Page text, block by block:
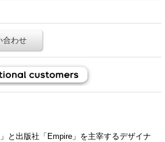
合わせ
と出版社「Empire」を主宰するデザイナ